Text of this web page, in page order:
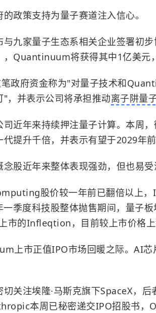
政策支持为量子赛道注入信心。
与九家量子生态系相关企业签署初
，Quantinuum将获得其中1亿美元
政府资金称为"对量子技术和
"，并表示公司将承担推动离子阱量
司近年来持续押注量子计算。本周
提升千倍，并表示有望于2029年
念股近年来整体表现强劲，但也易受
股价较一年前已翻倍以上
一季度科技股整体抛售期间，量子
市的Infleqtion，目前较上市价格上
上市正值IPO市场回暖之际。AI芯
切关注埃隆·马斯克旗下SpaceX，后
本周已秘密递交IPO招股书，